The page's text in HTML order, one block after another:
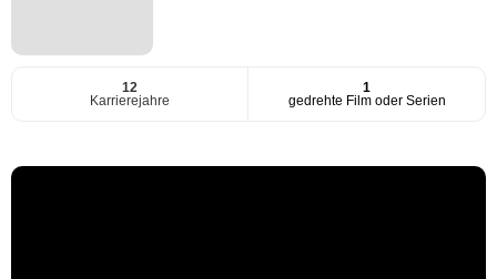
12
Karrierejahre
1
gedrehte Film oder Serien